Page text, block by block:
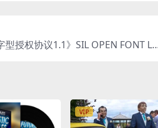
型授权协议1.1》SIL OPEN FONT LI
VIP